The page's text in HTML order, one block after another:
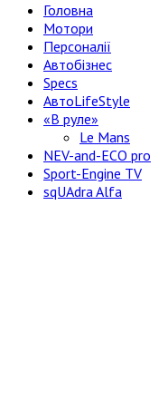
Головна
Мотори
Персоналії
Автобізнес
Specs
АвтоLifeStyle
«В руле»
Le Mans
NEV-and-ECO pro
Sport-Engine TV
sqUAdra Alfa